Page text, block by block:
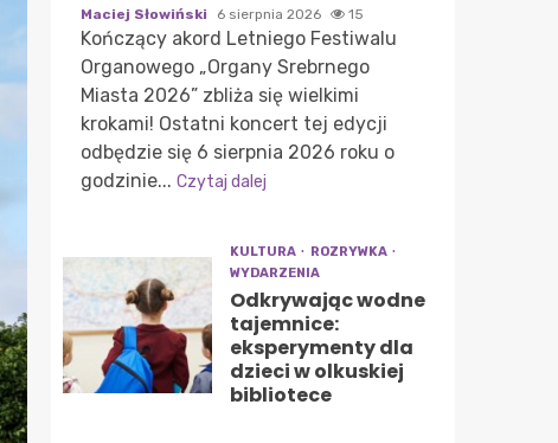
Maciej Słowiński 6 sierpnia 2026 15
Kończący akord Letniego Festiwalu
Organowego „Organy Srebrnego
Miasta 2026” zbliża się wielkimi
krokami! Ostatni koncert tej edycji
odbędzie się 6 sierpnia 2026 roku o
godzinie... Czytaj dalej
KULTURA
ROZRYWKA
WYDARZENIA
Odkrywając wodne
tajemnice:
eksperymenty dla
dzieci w olkuskiej
bibliotece